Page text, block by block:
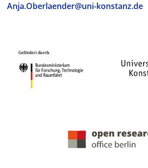
Anja.Oberlaender@uni-konstanz.de